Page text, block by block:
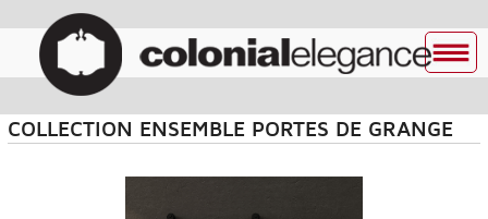
COLLECTION ENSEMBLE PORTES DE GRANGE